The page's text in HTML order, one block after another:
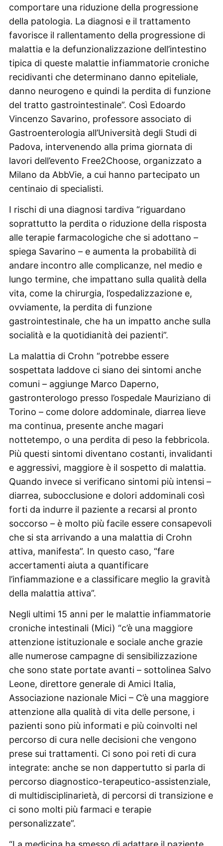
comportare una riduzione della progressione
della patologia. La diagnosi e il trattamento
favorisce il rallentamento della progressione di
malattia e la defunzionalizzazione dell’intestino
tipica di queste malattie infiammatorie croniche
recidivanti che determinano danno epiteliale,
danno neurogeno e quindi la perdita di funzione
del tratto gastrointestinale”. Così Edoardo
Vincenzo Savarino, professore associato di
Gastroenterologia all’Università degli Studi di
Padova, intervenendo alla prima giornata di
lavori dell’evento Free2Choose, organizzato a
Milano da AbbVie, a cui hanno partecipato un
centinaio di specialisti.
I rischi di una diagnosi tardiva “riguardano
soprattutto la perdita o riduzione della risposta
alle terapie farmacologiche che si adottano –
spiega Savarino – e aumenta la probabilità di
andare incontro alle complicanze, nel medio e
lungo termine, che impattano sulla qualità della
vita, come la chirurgia, l’ospedalizzazione e,
ovviamente, la perdita di funzione
gastrointestinale, che ha un impatto anche sulla
socialità e la quotidianità dei pazienti”.
La malattia di Crohn “potrebbe essere
sospettata laddove ci siano dei sintomi anche
comuni – aggiunge Marco Daperno,
gastronterologo presso l’ospedale Mauriziano di
Torino – come dolore addominale, diarrea lieve
ma continua, presente anche magari
nottetempo, o una perdita di peso la febbricola.
Più questi sintomi diventano costanti, invalidanti
e aggressivi, maggiore è il sospetto di malattia.
Quando invece si verificano sintomi più intensi –
diarrea, subocclusione e dolori addominali così
forti da indurre il paziente a recarsi al pronto
soccorso – è molto più facile essere consapevoli
che si sta arrivando a una malattia di Crohn
attiva, manifesta”. In questo caso, “fare
accertamenti aiuta a quantificare
l’infiammazione e a classificare meglio la gravità
della malattia attiva”.
Negli ultimi 15 anni per le malattie infiammatorie
croniche intestinali (Mici) “c’è una maggiore
attenzione istituzionale e sociale anche grazie
alle numerose campagne di sensibilizzazione
che sono state portate avanti – sottolinea Salvo
Leone, direttore generale di Amici Italia,
Associazione nazionale Mici – C’è una maggiore
attenzione alla qualità di vita delle persone, i
pazienti sono più informati e più coinvolti nel
percorso di cura nelle decisioni che vengono
prese sui trattamenti. Ci sono poi reti di cura
integrate: anche se non dappertutto si parla di
percorso diagnostico-terapeutico-assistenziale,
di multidisciplinarietà, di percorsi di transizione e
ci sono molti più farmaci e terapie
personalizzate”.